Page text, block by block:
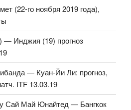
(22-го ноября 2019 года),
— Инджия (19) прогноз
— Куан-Йи Ли: прогноз,
ITF 13.03.19
Сай Май Юнайтед — Бангкок